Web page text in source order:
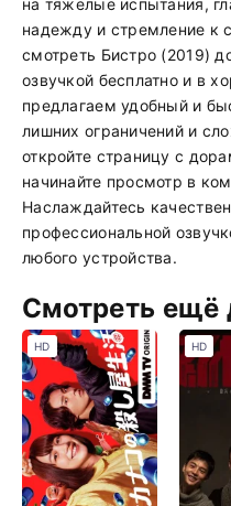
на тяжелые испытания,
надежду и стремление к
смотреть Бистро (2019)
озвучкой бесплатно и в
предлагаем удобный и
лишних ограничений и
откройте страницу с
начинайте просмотр в
Наслаждайтесь
профессиональной
любого устройства.
Смотреть ещё
HD HD